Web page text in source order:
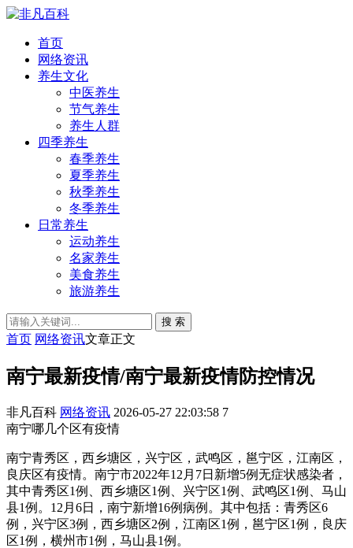
首页
网络资讯
养生文化
中医养生
节气养生
养生人群
四季养生
春季养生
夏季养生
秋季养生
冬季养生
日常养生
运动养生
名家养生
美食养生
旅游养生
搜 索
首页 网络资讯文章正文
南宁最新疫情/南宁最新疫情防控情况
非凡百科 网络资讯 2026-05-27 22:03:58 7
南宁哪几个区有疫情
南宁青秀区，西乡塘区，兴宁区，武鸣区，邕宁区，江南区，
良庆区有疫情。南宁市2022年12月7日新增5例无症状感染者，
其中青秀区1例、西乡塘区1例、兴宁区1例、武鸣区1例、马山
县1例。12月6日，南宁新增16例病例。其中包括：青秀区6
例，兴宁区3例，西乡塘区2例，江南区1例，邕宁区1例，良庆
区1例，横州市1例，马山县1例。